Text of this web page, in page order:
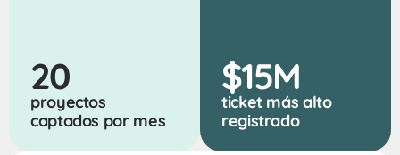
20
proyectos
captados por mes
$15M
ticket más alto
registrado